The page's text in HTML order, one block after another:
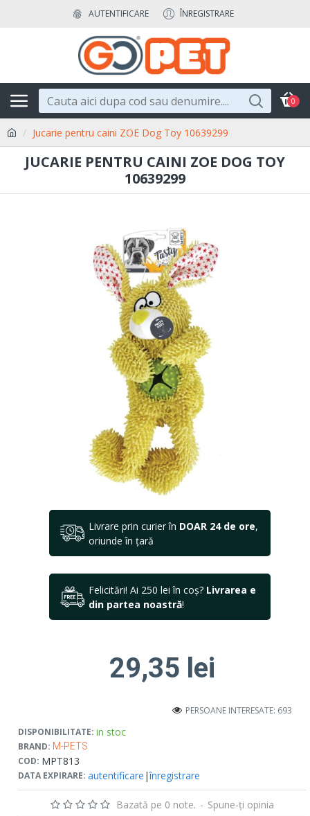
AUTENTIFICARE ÎNREGISTRARE
0
Jucarie pentru caini ZOE Dog Toy 10639299
JUCARIE PENTRU CAINI ZOE DOG TOY
10639299
Livrare prin curier în DOAR 24 de ore,
oriunde în țară
Felicitări! Ai 250 lei în coș? Livrarea e
din partea noastră!
DISPONIBILITATE: in stoc
BRAND: M-PETS
COD: MPT813
DATA EXPIRARE: autentificare |înregistrare
PERSOANE INTERESATE: 693
Bazată pe 0 note. - Spune-ţi opinia
29,35 lei